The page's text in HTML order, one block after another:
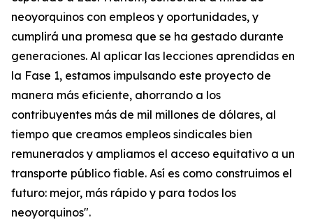
neoyorquinos con empleos y oportunidades, y
cumplirá una promesa que se ha gestado durante
generaciones. Al aplicar las lecciones aprendidas en
la Fase 1, estamos impulsando este proyecto de
manera más eficiente, ahorrando a los
contribuyentes más de mil millones de dólares, al
tiempo que creamos empleos sindicales bien
remunerados y ampliamos el acceso equitativo a un
transporte público fiable. Así es como construimos el
futuro: mejor, más rápido y para todos los
neoyorquinos".